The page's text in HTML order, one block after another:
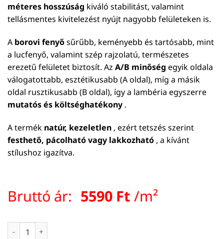
méteres hosszúság kiváló stabilitást, valamint
tellásmentes kivitelezést nyújt nagyobb felületeken is.
A borovi fenyősűrűbb, keményebb és tartósabb, mint
a lucfenyő, valamint szép rajzolatú, természetes
erezetű felületet biztosít. Az A/B minőség egyik oldala
válogatottabb, esztétikusabb (A oldal), míg a másik
oldal rusztikusabb (B oldal), így a lambéria egyszerre
mutatós és költséghatékony .
A termék natúr, kezeletlen , ezért tetszés szerint
festhető, pácolható vagy lakkozható , a kívánt
stílushoz igazítva.
Bruttó ár: 5590 Ft /m²
Lambéria lucfenyő 14x121x5100mm "A/B" mennyiség